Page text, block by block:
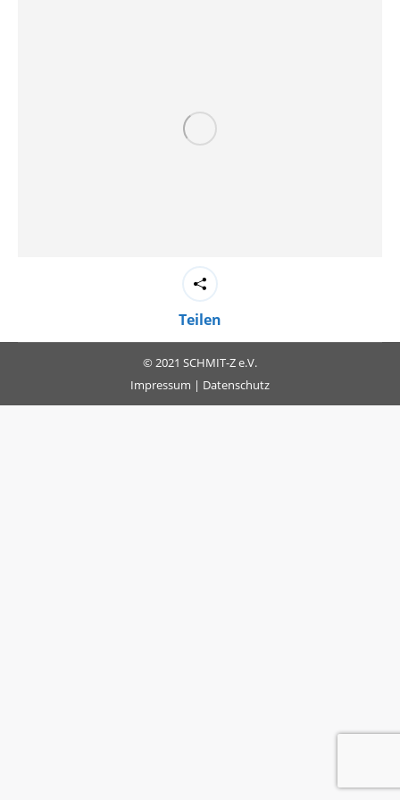
Teilen
© 2021 SCHMIT-Z e.V.
Impressum | Datenschutz